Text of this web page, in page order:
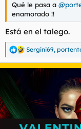
Qué le pasa a
enamorado !!
Está en el talego.
R
e
a
o
n
e
Sergini69,